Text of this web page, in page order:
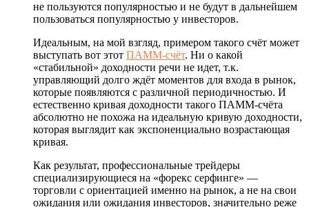
не пользуются популярностью и не будут в дальнейшем
пользоваться популярностью у инвесторов.
Идеальным, на мой взгляд, примером такого счёт может
выступать вот этот ПАММ-счёт. Ни о какой
«стабильной» доходности речи не идет, т.к.
управляющий долго ждёт моментов для входа в рынок,
которые появляются с различной периодичностью. И
естественно кривая доходности такого ПАММ-счёта
абсолютно не похожа на идеальную кривую доходности,
которая выглядит как экспоненциально возрастающая
кривая.
Как результат, профессиональные трейдеры
специализирующиеся на «форекс серфинге» —
торговли с ориентацией именно на рынок, а не на свои
ожидания или ожидания инвесторов, значительно реже